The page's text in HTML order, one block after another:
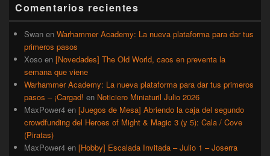
lateral
primaria
Comentarios recientes
Swan en Warhammer Academy: La nueva plataforma para dar tus
primeros pasos
Xoso en [Novedades] The Old World, caos en preventa la
semana que viene
Warhammer Academy: La nueva plataforma para dar tus primeros
pasos – ¡Cargad! en Noticiero Miniaturil Julio 2026
MaxPower4 en [Juegos de Mesa] Abriendo la caja del segundo
crowdfunding del Heroes of Might & Magic 3 (y 5): Cala / Cove
(Piratas)
MaxPower4 en [Hobby] Escalada Invitada – Julio 1 – Joserra